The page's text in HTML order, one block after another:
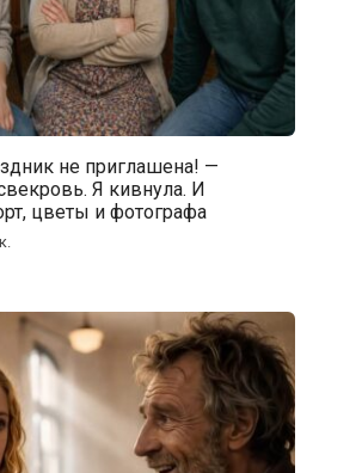
не приглашена! —
Я кивнула. И
цветы и фотографа